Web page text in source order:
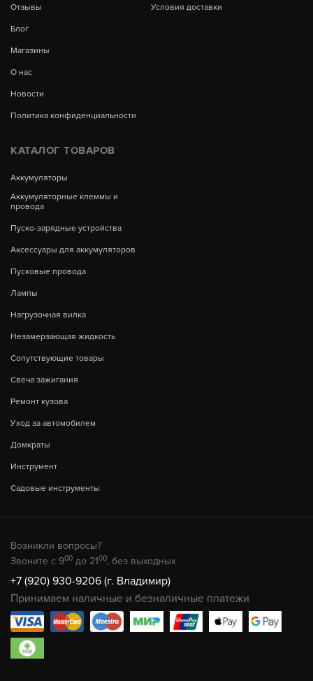
Отзывы
Блог
Магазины
О нас
Новости
Политика конфиденциальности
Условия доставки
КАТАЛОГ ТОВАРОВ
Аккумуляторы
Аккумуляторные клеммы и
провода
Пуско-зарядные устройства
Аксессуары для аккумуляторов
Пусковые провода
Лампы
Нагрузочная вилка
Незамерзающая жидкость
Сопутствующие товары
Свеча зажигания
Ремонт кузова
Уход за автомобилем
Домкраты
Инструмент
Садовые инструменты
Возникли вопросы?
Звоните с 900 до 2100, без выходных
+7 (920) 930-9206 (г. Владимир)
Принимаем наличные и безналичные платежи